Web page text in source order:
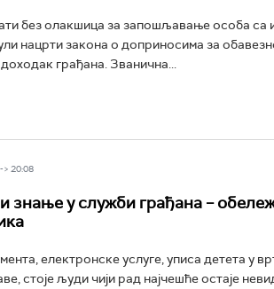
без олакшица за запошљавање особа са
нацрти закона о доприносима за
грађана. Званична...
20:08
знање у служби грађана –
електронске услуге, уписа детета у
стоје људи чији рад најчешће остаје